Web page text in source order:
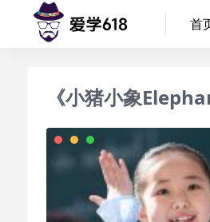
首
《小猪小象